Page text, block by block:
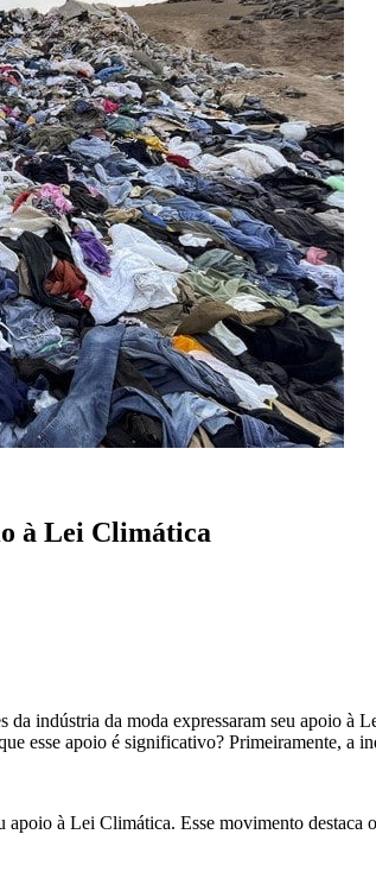
à Lei Climática
indústria da moda expressaram seu apoio à
esse apoio é significativo? Primeiramente, a
à Lei Climática. Esse movimento